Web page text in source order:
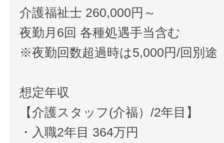
介護福祉士 260,000円～
夜勤月6回 各種処遇手当含む
※夜勤回数超過時は5,000円/回別途
想定年収
【介護スタッフ(介福）/2年目】
・入職2年目 364万円